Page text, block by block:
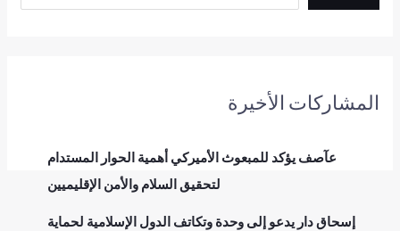
المشاركات الأخيرة
عآصف يؤكد للمبعوث الأميركي أهمية الحوار المستدام
لتحقيق السلام والأمن الإقليميين
إسحاق دار يدعو إلى وحدة وتكاتف الدول الإسلامية لحماية